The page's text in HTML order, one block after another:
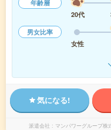
年齢層
20代
男女比率
女性
気になる!
派遣会社 マンパワーグループ